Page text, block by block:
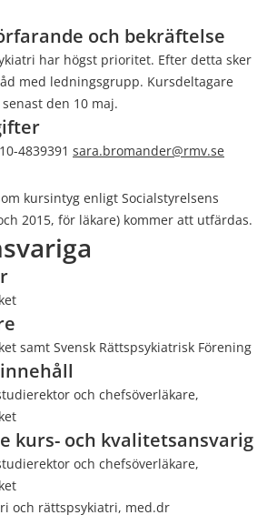
och bekräftelse
har högst prioritet. Efter detta sker
med ledningsgrupp. Kursdeltagare
den 10 maj.
4839391 sara.bromander@rmv.se
kursintyg enligt Socialstyrelsens
2015, för läkare) kommer att utfärdas.
samt Svensk Rättspsykiatrisk Förening
och chefsöverläkare,
kurs- och kvalitetsansvarig
och chefsöverläkare,
och rättspsykiatri, med.dr